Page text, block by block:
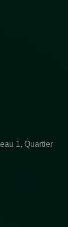
1, Quartier